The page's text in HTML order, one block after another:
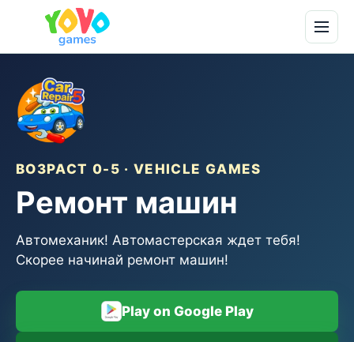
ВОЗРАСТ 0-5 · VEHICLE GAMES
Ремонт машин
Автомеханик! Автомастерская ждет тебя!
Скорее начинай ремонт машин!
Play on Google Play